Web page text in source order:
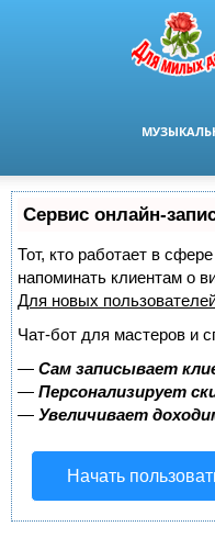
Сервис онлайн-
Тот, кто работает в
напоминать клиентам о
Для новых
Чат-бот для мастеров и
— Сам записывает
— Персонализирует
— Увеличивает
Начать